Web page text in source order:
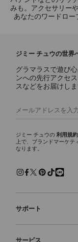
みも。アクセサリー
あなたのワードロ
ジミー チュウの世界
グラマラスで遊び
ンへの先行アクセ
スなどをお届けしま
ジミー チュウの 利用規約
上で、ブランドマーケテ
なります。
サポート